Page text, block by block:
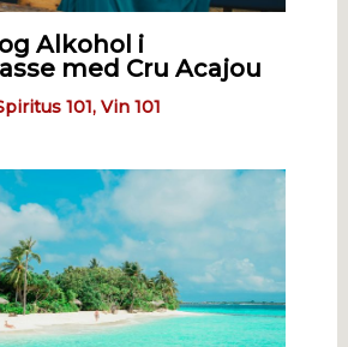
Alkohol i
med Cru Acajou
101, Vin 101